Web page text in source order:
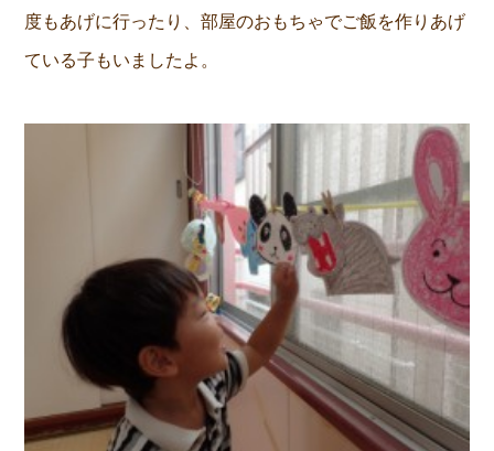
度もあげに行ったり、部屋のおもちゃでご飯を作りあげ
ている子もいましたよ。